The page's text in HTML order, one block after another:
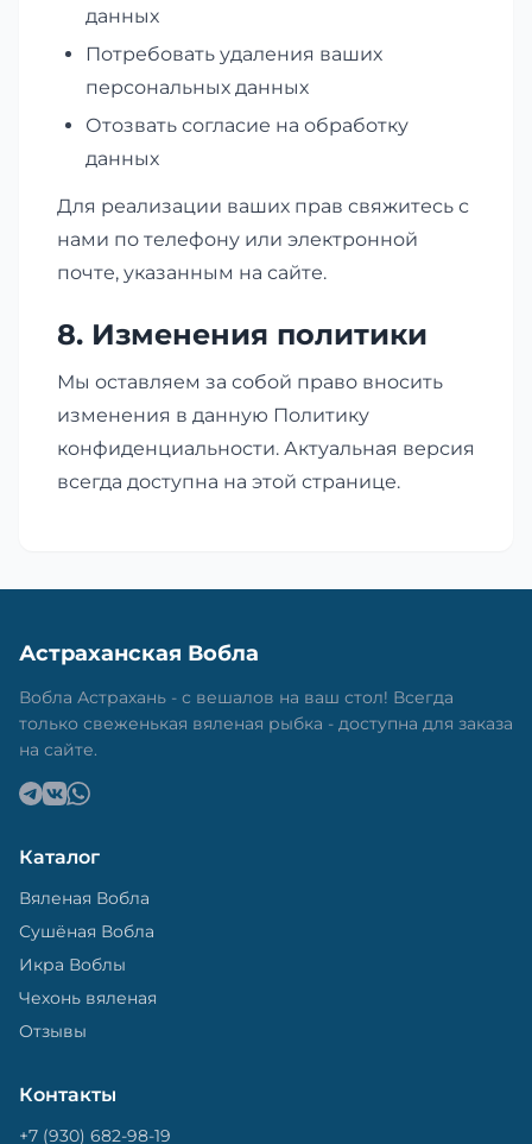
данных
Потребовать удаления ваших
персональных данных
Отозвать согласие на обработку
данных
Для реализации ваших прав свяжитесь с
нами по телефону или электронной
почте, указанным на сайте.
8. Изменения политики
Мы оставляем за собой право вносить
изменения в данную Политику
конфиденциальности. Актуальная версия
всегда доступна на этой странице.
Астраханская Вобла
Вобла Астрахань - с вешалов на ваш стол! Всегда
только свеженькая вяленая рыбка - доступна для заказа
на сайте.
Каталог
Вяленая Вобла
Сушёная Вобла
Икра Воблы
Чехонь вяленая
Отзывы
Контакты
+7 (930) 682-98-19